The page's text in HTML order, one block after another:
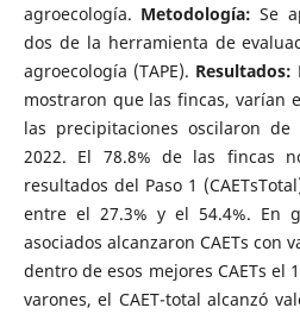
agroecología. Metodología: Se
dos de la herramienta de
agroecología (TAPE). Resultados:
mostraron que las fincas, varían
las precipitaciones oscilaron
2022. El 78.8% de las fincas
resultados del Paso 1
entre el 27.3% y el 54.4%. En
asociados alcanzaron CAETs con
dentro de esos mejores CAETs el
varones, el CAET-total alcanzó